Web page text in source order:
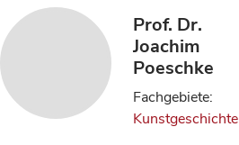
Prof. Dr.
Joachim
Poeschke
Fachgebiete:
Kunstgeschichte